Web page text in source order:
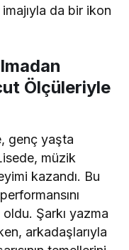
imajıyla da bir ikon
Ölçüleriyle
genç yaşta
müzik
kazandı. Bu
Şarkı yazma
arkadaşlarıyla